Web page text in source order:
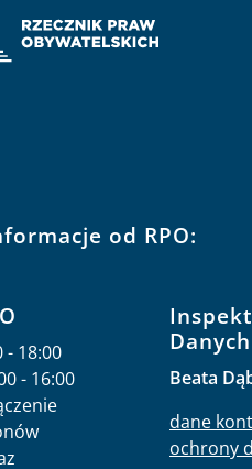
od RPO:
- 18:00
- 16:00
Danych
Beata
dane
ochrony